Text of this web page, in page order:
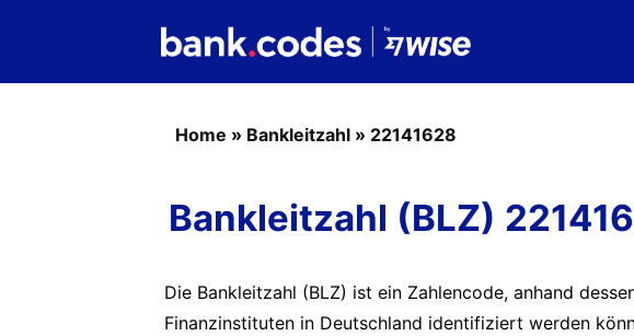
Home » Bankleitzahl » 22141628
Bankleitzahl (BLZ)
Die Bankleitzahl (BLZ) ist ein Zahlencode, anhand
Finanzinstituten in Deutschland identifiziert werden